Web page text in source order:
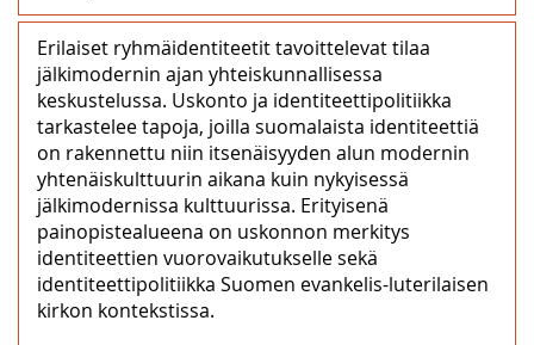
Erilaiset ryhmäidentiteetit tavoittelevat tilaa
jälkimodernin ajan yhteiskunnallisessa
keskustelussa. Uskonto ja identiteettipolitiikka
tarkastelee tapoja, joilla suomalaista identiteettiä
on rakennettu niin itsenäisyyden alun modernin
yhtenäiskulttuurin aikana kuin nykyisessä
jälkimodernissa kulttuurissa. Erityisenä
painopistealueena on uskonnon merkitys
identiteettien vuorovaikutukselle sekä
identiteettipolitiikka Suomen evankelis-luterilaisen
kirkon kontekstissa.